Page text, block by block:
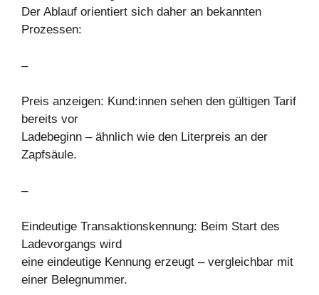
Der Ablauf orientiert sich daher an bekannten
Prozessen:
–
Preis anzeigen: Kund:innen sehen den gültigen Tarif
bereits vor
Ladebeginn – ähnlich wie den Literpreis an der
Zapfsäule.
–
Eindeutige Transaktionskennung: Beim Start des
Ladevorgangs wird
eine eindeutige Kennung erzeugt – vergleichbar mit
einer Belegnummer.